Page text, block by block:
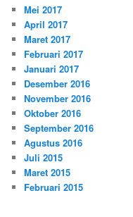
Mei 2017
April 2017
Maret 2017
Februari 2017
Januari 2017
Desember 2016
November 2016
Oktober 2016
September 2016
Agustus 2016
Juli 2015
Maret 2015
Februari 2015